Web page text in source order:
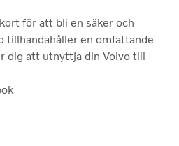
för att bli en säker och
tillhandahåller en omfattande
dig att utnyttja din Volvo till